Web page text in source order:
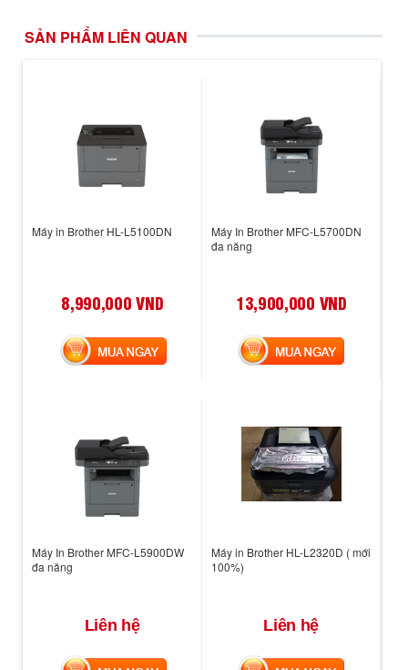
SẢN PHẨM LIÊN QUAN
Máy in Brother HL-L5100DN
8,990,000 VND
MUA NGAY
Máy In Brother MFC-L5700DN
đa năng
13,900,000 VND
MUA NGAY
Máy In Brother MFC-L5900DW
đa năng
Liên hệ
Máy in Brother HL-L2320D ( mới
100%)
Liên hệ